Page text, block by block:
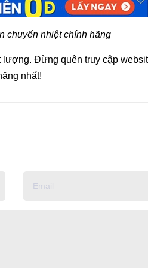
chuyển nhiệt chính hãng
lượng. Đừng quên truy cập
nhất!